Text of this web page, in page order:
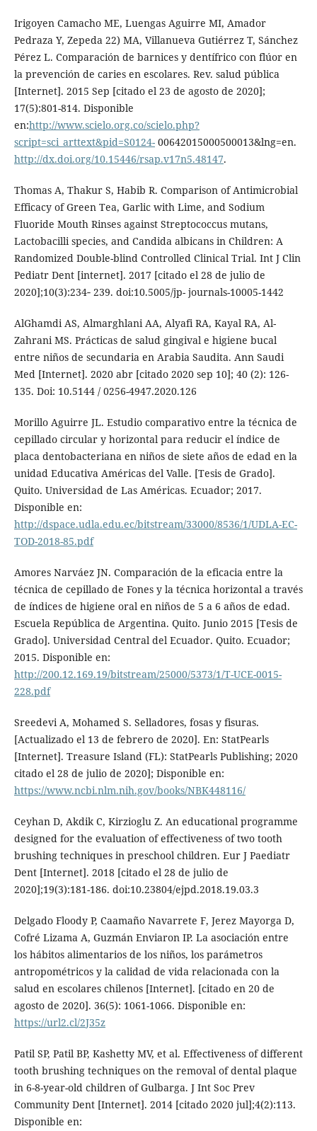
Irigoyen Camacho ME, Luengas Aguirre MI, Amador
Pedraza Y, Zepeda 22) MA, Villanueva Gutiérrez T, Sánchez
Pérez L. Comparación de barnices y dentífrico con flúor en
la prevención de caries en escolares. Rev. salud pública
[Internet]. 2015 Sep [citado el 23 de agosto de 2020];
17(5):801-814. Disponible
en:http://www.scielo.org.co/scielo.php?
script=sci_arttext&pid=S0124-00642015000500013&lng=en.
http://dx.doi.org/10.15446/rsap.v17n5.48147.
Thomas A, Thakur S, Habib R. Comparison of Antimicrobial
Efficacy of Green Tea, Garlic with Lime, and Sodium
Fluoride Mouth Rinses against Streptococcus mutans,
Lactobacilli species, and Candida albicans in Children: A
Randomized Double-blind Controlled Clinical Trial. Int J Clin
Pediatr Dent [internet]. 2017 [citado el 28 de julio de
2020];10(3):234‐ 239. doi:10.5005/jp- journals-10005-1442
AlGhamdi AS, Almarghlani AA, Alyafi RA, Kayal RA, Al-
Zahrani MS. Prácticas de salud gingival e higiene bucal
entre niños de secundaria en Arabia Saudita. Ann Saudi
Med [Internet]. 2020 abr [citado 2020 sep 10]; 40 (2): 126-
135. Doi: 10.5144 / 0256-4947.2020.126
Morillo Aguirre JL. Estudio comparativo entre la técnica de
cepillado circular y horizontal para reducir el índice de
placa dentobacteriana en niños de siete años de edad en la
unidad Educativa Américas del Valle. [Tesis de Grado].
Quito. Universidad de Las Américas. Ecuador; 2017.
Disponible en:
http://dspace.udla.edu.ec/bitstream/33000/8536/1/UDLA-EC-
TOD-2018-85.pdf
Amores Narváez JN. Comparación de la eficacia entre la
técnica de cepillado de Fones y la técnica horizontal a través
de índices de higiene oral en niños de 5 a 6 años de edad.
Escuela República de Argentina. Quito. Junio 2015 [Tesis de
Grado]. Universidad Central del Ecuador. Quito. Ecuador;
2015. Disponible en:
http://200.12.169.19/bitstream/25000/5373/1/T-UCE-0015-
228.pdf
Sreedevi A, Mohamed S. Selladores, fosas y fisuras.
[Actualizado el 13 de febrero de 2020]. En: StatPearls
[Internet]. Treasure Island (FL): StatPearls Publishing; 2020
citado el 28 de julio de 2020]; Disponible en:
https://www.ncbi.nlm.nih.gov/books/NBK448116/
Ceyhan D, Akdik C, Kirzioglu Z. An educational programme
designed for the evaluation of effectiveness of two tooth
brushing techniques in preschool children. Eur J Paediatr
Dent [Internet]. 2018 [citado el 28 de julio de
2020];19(3):181-186. doi:10.23804/ejpd.2018.19.03.3
Delgado Floody P, Caamaño Navarrete F, Jerez Mayorga D,
Cofré Lizama A, Guzmán Enviaron IP. La asociación entre
los hábitos alimentarios de los niños, los parámetros
antropométricos y la calidad de vida relacionada con la
salud en escolares chilenos [Internet]. [citado en 20 de
agosto de 2020]. 36(5): 1061-1066. Disponible en:
https://url2.cl/2J35z
Patil SP, Patil BP, Kashetty MV, et al. Effectiveness of different
tooth brushing techniques on the removal of dental plaque
in 6-8-year-old children of Gulbarga. J Int Soc Prev
Community Dent [Internet]. 2014 [citado 2020 jul];4(2):113.
Disponible en: